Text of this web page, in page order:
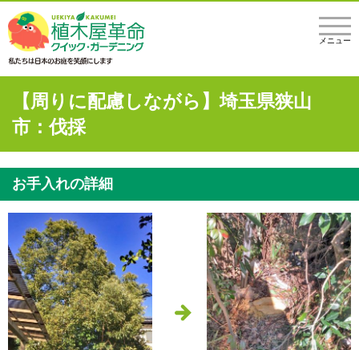
メニュー
【周りに配慮しながら】埼玉県狭山
市：伐採
お手入れの詳細